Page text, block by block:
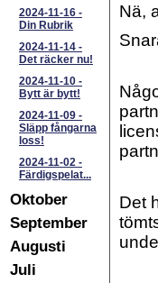
2024-11-16 -
Din Rubrik
2024-11-14 -
Det räcker nu!
2024-11-10 -
Bytt är bytt!
2024-11-09 -
Släpp fångarna
loss!
2024-11-02 -
Färdigspelat...
Oktober
September
Augusti
Juli
Nä,
Det